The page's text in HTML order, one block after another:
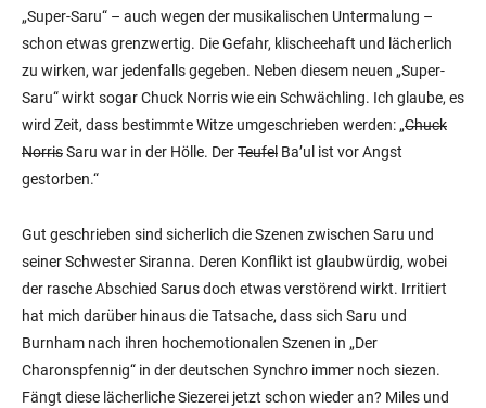
„Super-Saru“ – auch wegen der musikalischen Untermalung –
schon etwas grenzwertig. Die Gefahr, klischeehaft und lächerlich
zu wirken, war jedenfalls gegeben. Neben diesem neuen „Super-
Saru“ wirkt sogar Chuck Norris wie ein Schwächling. Ich glaube, es
wird Zeit, dass bestimmte Witze umgeschrieben werden: „Chuck
NorrisSaru war in der Hölle. DerTeufel Ba’ul ist vor Angst
gestorben.“
Gut geschrieben sind sicherlich die Szenen zwischen Saru und
seiner Schwester Siranna. Deren Konflikt ist glaubwürdig, wobei
der rasche Abschied Sarus doch etwas verstörend wirkt. Irritiert
hat mich darüber hinaus die Tatsache, dass sich Saru und
Burnham nach ihren hochemotionalen Szenen in „Der
Charonspfennig“ in der deutschen Synchro immer noch siezen.
Fängt diese lächerliche Siezerei jetzt schon wieder an? Miles und